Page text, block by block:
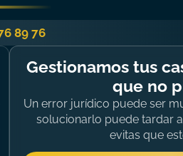
89 76
Gestionamos tus
que no
Un error jurídico puede ser
solucionarlo puede tardar
evitas que